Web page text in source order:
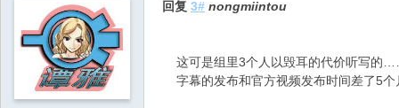
回复 3# nongmiintou
这可是组里3个人以毁耳的代价听写的
字幕的发布和官方视频发布时间差了5个